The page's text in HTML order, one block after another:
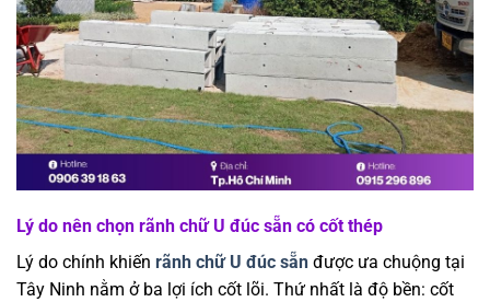
Lý do nên chọn rãnh chữ U đúc sẵn có cốt thép
Lý do chính khiến rãnh chữ U đúc sẵn được ưa chuộng tại
Tây Ninh nằm ở ba lợi ích cốt lõi. Thứ nhất là độ bền: cốt